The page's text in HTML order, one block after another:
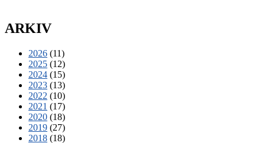
ARKIV
2026 (11)
2025 (12)
2024 (15)
2023 (13)
2022 (10)
2021 (17)
2020 (18)
2019 (27)
2018 (18)